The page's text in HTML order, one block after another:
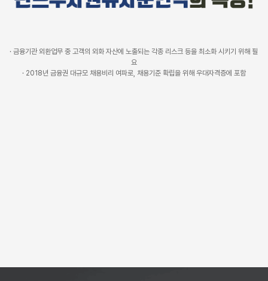
· 금융기관 외환업무 중 고객의 외화 자산에 노출되는 각종 리스크 등을 최소화 시키기 위해 필
요
· 2018년 금융권 대규모 채용비리 여파로, 채용기준 확립을 위해 우대자격증에 포함